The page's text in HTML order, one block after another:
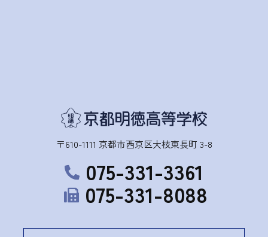
〒610-1111 京都市西京区大枝東長町 3-8
075-331-3361
075-331-8088